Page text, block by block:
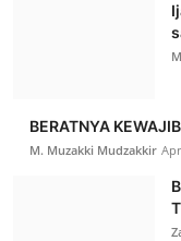
BERATNYA
M. Muzakki Mudzakkir